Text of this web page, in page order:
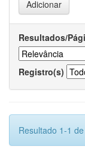
Resultados/
Registro(s)
Resultado 1-1